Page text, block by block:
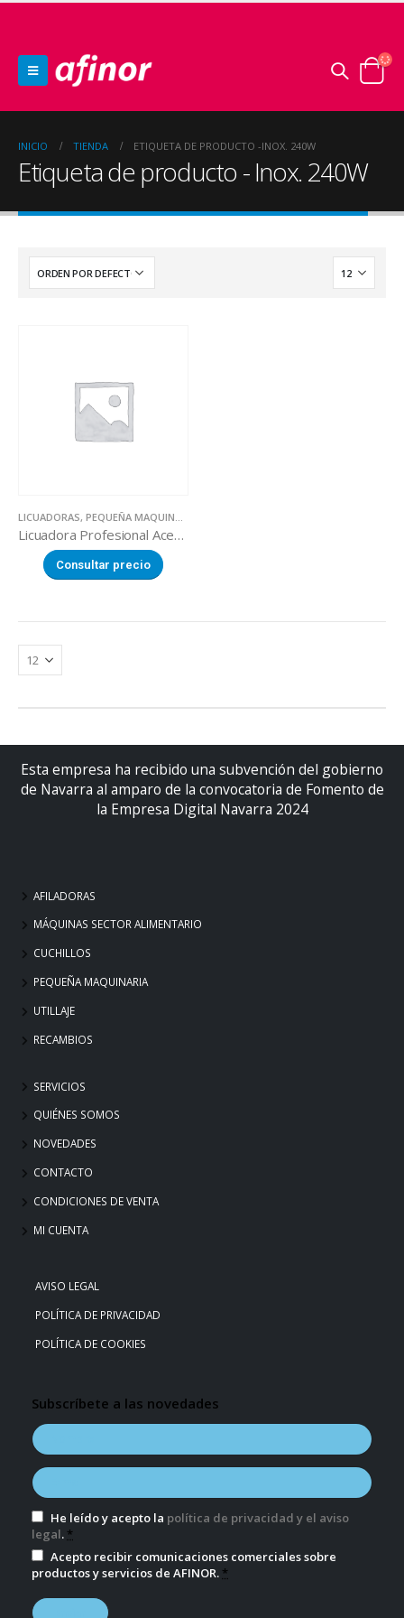
INICIO TIENDA ETIQUETA DE PRODUCTO -INOX. 240W
Etiqueta de producto - Inox. 240W
LICUADORAS, PEQUEÑA MAQUINARIA
Licuadora Profesional Acero Inox. (3,25 L).
Consultar precio
Esta empresa ha recibido una subvención del gobierno
de Navarra al amparo de la convocatoria de Fomento de
la Empresa Digital Navarra 2024
AFILADORAS
MÁQUINAS SECTOR ALIMENTARIO
CUCHILLOS
PEQUEÑA MAQUINARIA
UTILLAJE
RECAMBIOS
SERVICIOS
QUIÉNES SOMOS
NOVEDADES
CONTACTO
CONDICIONES DE VENTA
MI CUENTA
AVISO LEGAL
POLÍTICA DE PRIVACIDAD
POLÍTICA DE COOKIES
Subscríbete a las novedades
He leído y acepto la política de privacidad y el aviso
legal. *
Acepto recibir comunicaciones comerciales sobre
productos y servicios de AFINOR. *